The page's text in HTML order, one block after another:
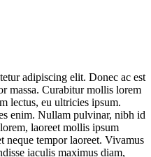
adipiscing elit. Donec ac est
massa. Curabitur mollis lorem
lectus, eu ultricies ipsum.
enim. Nullam pulvinar, nibh id
laoreet mollis ipsum
neque tempor laoreet. Vivamus
iaculis maximus diam,